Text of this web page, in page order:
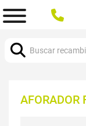
AFORADOR